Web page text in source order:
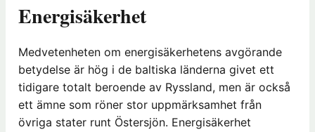
Energisäkerhet
Medvetenheten om energisäkerhetens avgörande
betydelse är hög i de baltiska länderna givet ett
tidigare totalt beroende av Ryssland, men är också
ett ämne som röner stor uppmärksamhet från
övriga stater runt Östersjön. Energisäkerhet